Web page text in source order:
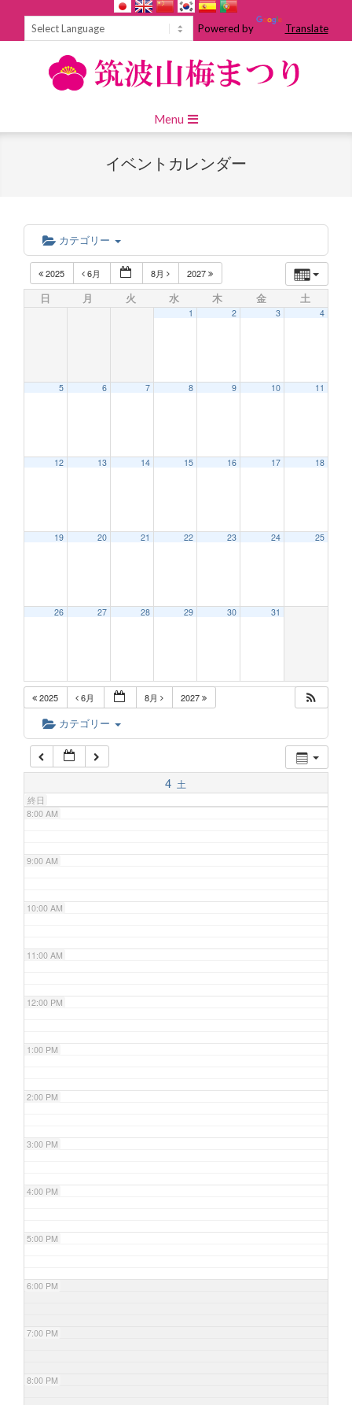
Powered by Translate
Navigation
Menu
イベントカレンダー
カテゴリー
2025 6月 8月 2027
日 月 火 水 木 金 土
1 2 3 4
5 6 7 8 9 10 11
12 13 14 15 16 17 18
19 20 21 22 23 24 25
26 27 28 29 30 31
2025 6月 8月 2027
カテゴリー
4 土
終日
2:00 AM
6:00 AM
7:00 AM
8:00 AM
9:00 AM
10:00 AM
11:00 AM
12:00 PM
1:00 PM
2:00 PM
3:00 PM
4:00 PM
5:00 PM
6:00 PM
7:00 PM
8:00 PM